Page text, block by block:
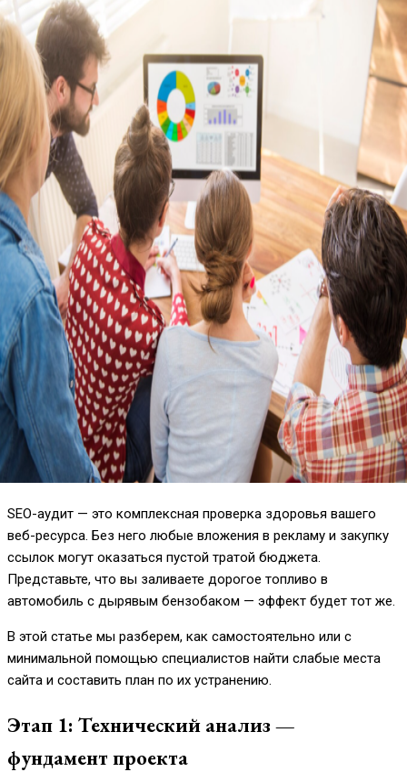
SEO-аудит — это комплексная проверка здоровья вашего
веб-ресурса. Без него любые вложения в рекламу и закупку
ссылок могут оказаться пустой тратой бюджета.
Представьте, что вы заливаете дорогое топливо в
автомобиль с дырявым бензобаком — эффект будет тот же.
В этой статье мы разберем, как самостоятельно или с
минимальной помощью специалистов найти слабые места
сайта и составить план по их устранению.
Этап 1: Технический анализ —
фундамент проекта